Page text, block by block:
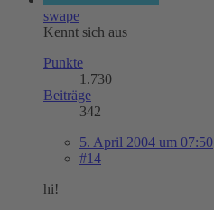
swape
Kennt sich aus
Punkte
1.730
Beiträge
342
5. April 2004 um 07:50
#14
hi!